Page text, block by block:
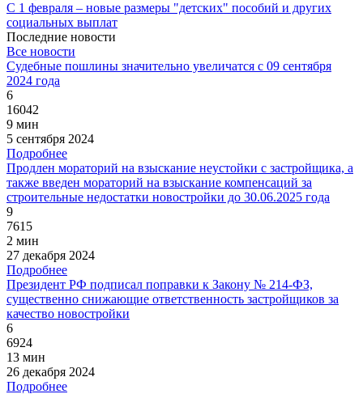
С 1 февраля – новые размеры "детских" пособий и других
социальных выплат
Последние новости
Все новости
Судебные пошлины значительно увеличатся с 09 сентября
2024 года
6
16042
9 мин
5 сентября 2024
Подробнее
Продлен мораторий на взыскание неустойки с застройщика, а
также введен мораторий на взыскание компенсаций за
строительные недостатки новостройки до 30.06.2025 года
9
7615
2 мин
27 декабря 2024
Подробнее
Президент РФ подписал поправки к Закону № 214-ФЗ,
существенно снижающие ответственность застройщиков за
качество новостройки
6
6924
13 мин
26 декабря 2024
Подробнее